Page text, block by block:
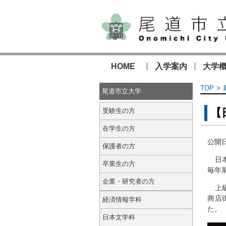
HOME 入学案内 大学
TOP
公開
日
毎年
上
商店
た。
尾道市立大学
受験生の方
在学生の方
保護者の方
卒業生の方
企業・研究者の方
経済情報学科
日本文学科